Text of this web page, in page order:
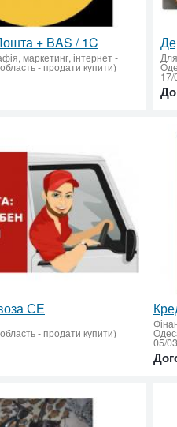
+ BAS / 1C
маркетинг, інтернет-
- продати купити)
17/
СЕ
- продати купити)
05/